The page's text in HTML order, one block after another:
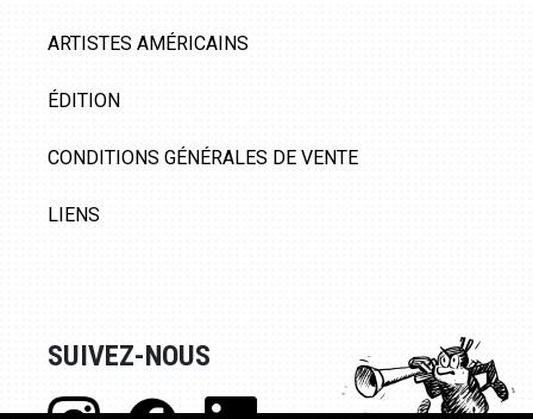
ARTISTES AMÉRICAINS
ÉDITION
CONDITIONS GÉNÉRALES DE VENTE
LIENS
SUIVEZ-NOUS